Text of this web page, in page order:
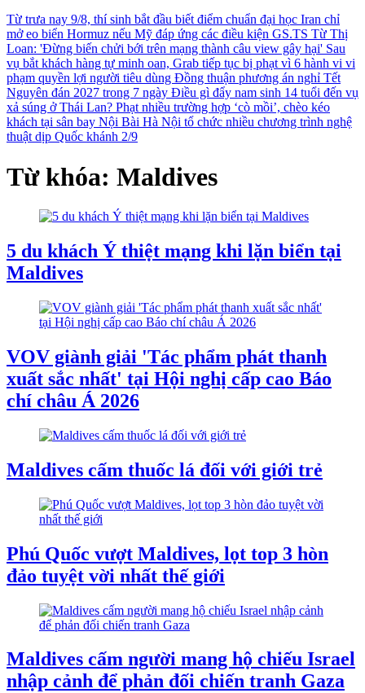
Từ trưa nay 9/8, thí sinh bắt đầu biết điểm chuẩn đại học Iran chỉ
mở eo biển Hormuz nếu Mỹ đáp ứng các điều kiện GS.TS Từ Thị
Loan: 'Đừng biến chửi bới trên mạng thành câu view gây hại' Sau
vụ bắt khách hàng tự minh oan, Grab tiếp tục bị phạt vì 6 hành vi vi
phạm quyền lợi người tiêu dùng Đồng thuận phương án nghỉ Tết
Nguyên đán 2027 trong 7 ngày Điều gì đẩy nam sinh 14 tuổi đến vụ
xả súng ở Thái Lan? Phạt nhiều trường hợp ‘cò mồi’, chèo kéo
khách tại sân bay Nội Bài Hà Nội tổ chức nhiều chương trình nghệ
thuật dịp Quốc khánh 2/9
Từ khóa: Maldives
5 du khách Ý thiệt mạng khi lặn biển tại
Maldives
VOV giành giải 'Tác phẩm phát thanh
xuất sắc nhất' tại Hội nghị cấp cao Báo
chí châu Á 2026
Maldives cấm thuốc lá đối với giới trẻ
Phú Quốc vượt Maldives, lọt top 3 hòn
đảo tuyệt vời nhất thế giới
Maldives cấm người mang hộ chiếu Israel
nhập cảnh để phản đối chiến tranh Gaza